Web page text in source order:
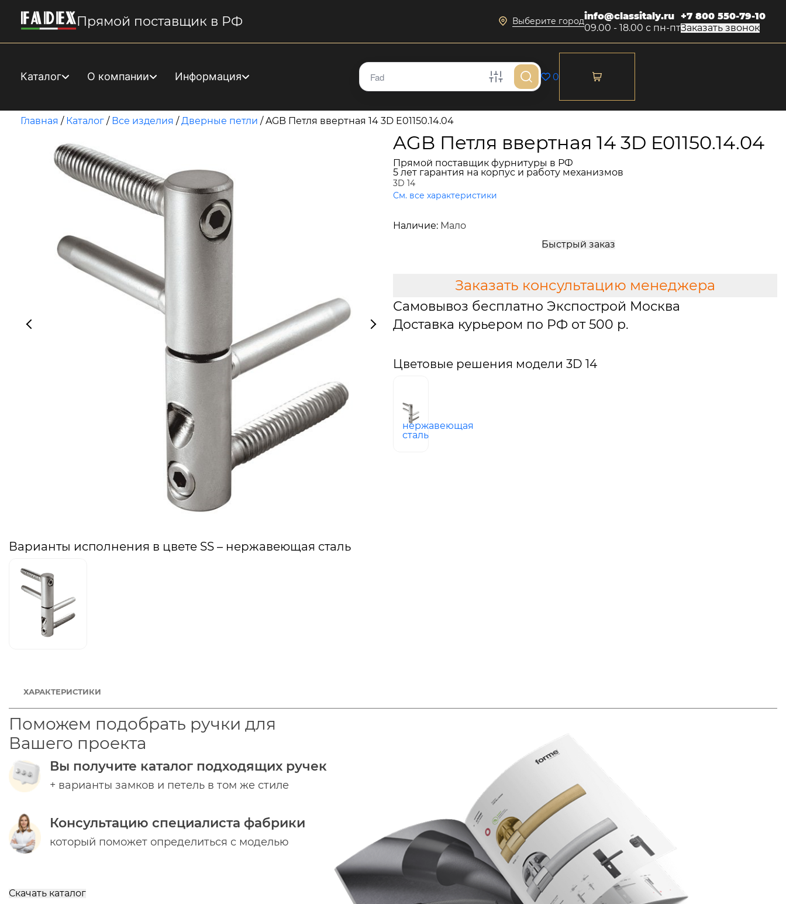
Прямой поставщик в РФ Выберите городinfo@classitaly.ru
09.00 - 18.00 с пн-пт
+7 800 550-79-10
Заказать звонок
Каталог О компании Информация 0
Главная / Каталог / Все изделия /Дверные петли /AGB Петля ввертная 14 3D E01150.14.04
AGB Петля ввертная 14 3D E01150.14.04
Прямой поставщик фурнитуры в РФ
5 лет гарантия на корпус и работу механизмов
3D 14
См. все характеристики
Наличие: Мало
Быстрый заказ
Заказать консультацию менеджера
Самовывоз бесплатно Экспострой Москва
Доставка курьером по РФ от 500 р.
Цветовые решения модели 3D 14
SS
нержавеющая
сталь
Варианты исполнения в цвете SS – нержавеющая сталь
ХАРАКТЕРИСТИКИ
Поможем подобрать ручки для
Вашего проекта
Вы получите каталог подходящих ручек
+ варианты замков и петель в том же стиле
Консультацию специалиста фабрики
который поможет определиться с моделью
Скачать каталог